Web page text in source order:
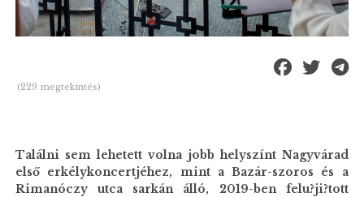
(229 megtekintés)
Találni sem lehetett volna jobb helyszínt Nagyvárad
első erkélykoncertjéhez, mint a Bazár-szoros és a
Rimanóczy utca sarkán álló, 2019-ben felu?ji?tott